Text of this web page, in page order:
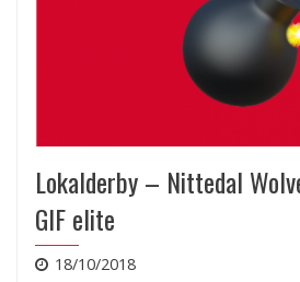
Lokalderby – Nittedal
GIF elite
18/10/2018